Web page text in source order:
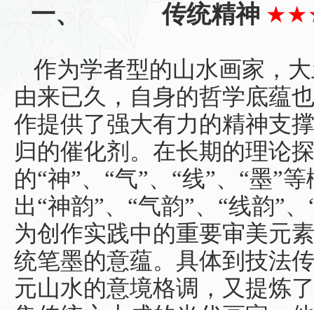
一、 传统精神
作为学者型的山水画家，
由来已久，自身的哲学底蕴
作提供了强大有力的精神支
归的催化剂。在长期的理论
的“神”、“气”、“线”、“墨”
出“神韵”、“气韵”、“线韵”
为创作实践中的重要审美元
统笔墨的意蕴。具体到技法
元山水的意境格调，又提炼